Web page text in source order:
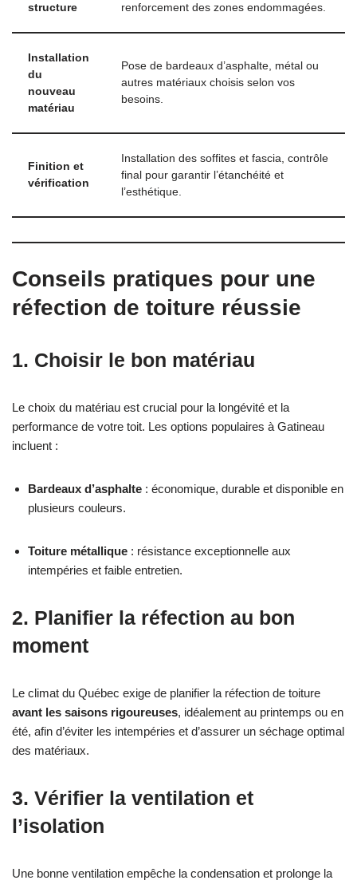
structure
renforcement des zones endommagées.
Installation
du
nouveau
matériau
Pose de bardeaux d’asphalte, métal ou
autres matériaux choisis selon vos
besoins.
Finition et
vérification
Installation des soffites et fascia, contrôle
final pour garantir l’étanchéité et
l’esthétique.
Conseils pratiques pour une
réfection de toiture réussie
1. Choisir le bon matériau
Le choix du matériau est crucial pour la longévité et la
performance de votre toit. Les options populaires à Gatineau
incluent :
Bardeaux d’asphalte : économique, durable et disponible en
plusieurs couleurs.
Toiture métallique : résistance exceptionnelle aux
intempéries et faible entretien.
2. Planifier la réfection au bon
moment
Le climat du Québec exige de planifier la réfection de toiture
avant les saisons rigoureuses, idéalement au printemps ou en
été, afin d’éviter les intempéries et d’assurer un séchage optimal
des matériaux.
3. Vérifier la ventilation et
l’isolation
Une bonne ventilation empêche la condensation et prolonge la